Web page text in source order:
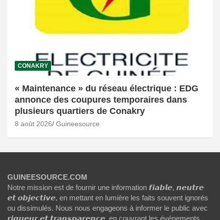
CONAKRY
« Maintenance » du réseau électrique : EDG
annonce des coupures temporaires dans
plusieurs quartiers de Conakry
8 août 2026 Guineesource
GUINEESOURCE.COM
Notre mission est de fournir une information 𝙛𝙞𝙖𝙗𝙡𝙚, 𝙣𝙚𝙪𝙩𝙧𝙚
𝙚𝙩 𝙤𝙗𝙟𝙚𝙘𝙩𝙞𝙫𝙚, en mettant en lumière les faits souvent ignorés
ou dissimulés. Nous nous engageons à informer le public avec
𝙧𝙞𝙜𝙪𝙚𝙪𝙧 𝙚𝙩 𝙩𝙧𝙖𝙣𝙨𝙥𝙖𝙧𝙚𝙣𝙘𝙚, en couvrant les événements